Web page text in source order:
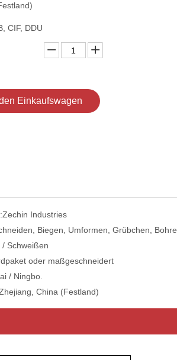
CIF, DDU
den Einkaufswagen
Zechin Industries
Biegen, Umformen, Grübchen, Bohre
/ Schweißen
oder maßgeschneidert
/ Ningbo.
China (Festland)